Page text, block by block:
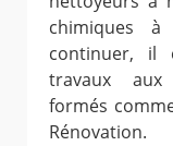
chimiques
continuer, il
travaux aux
formés
Rénovation.